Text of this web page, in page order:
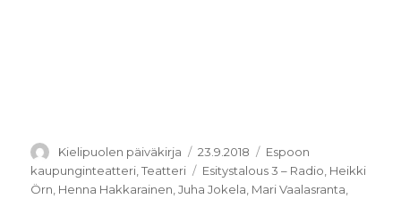
Kirjoittaja
Kielipuolen päiväkirja Julkaistu
23.9.2018 Kategoriat
Espoon
kaupunginteatteri ,Teatteri Avainsanat
Esitystalous 3 – Radio Heikki
Örn Henna Hakkarainen ,Juha Jokela Mari Vaalasranta